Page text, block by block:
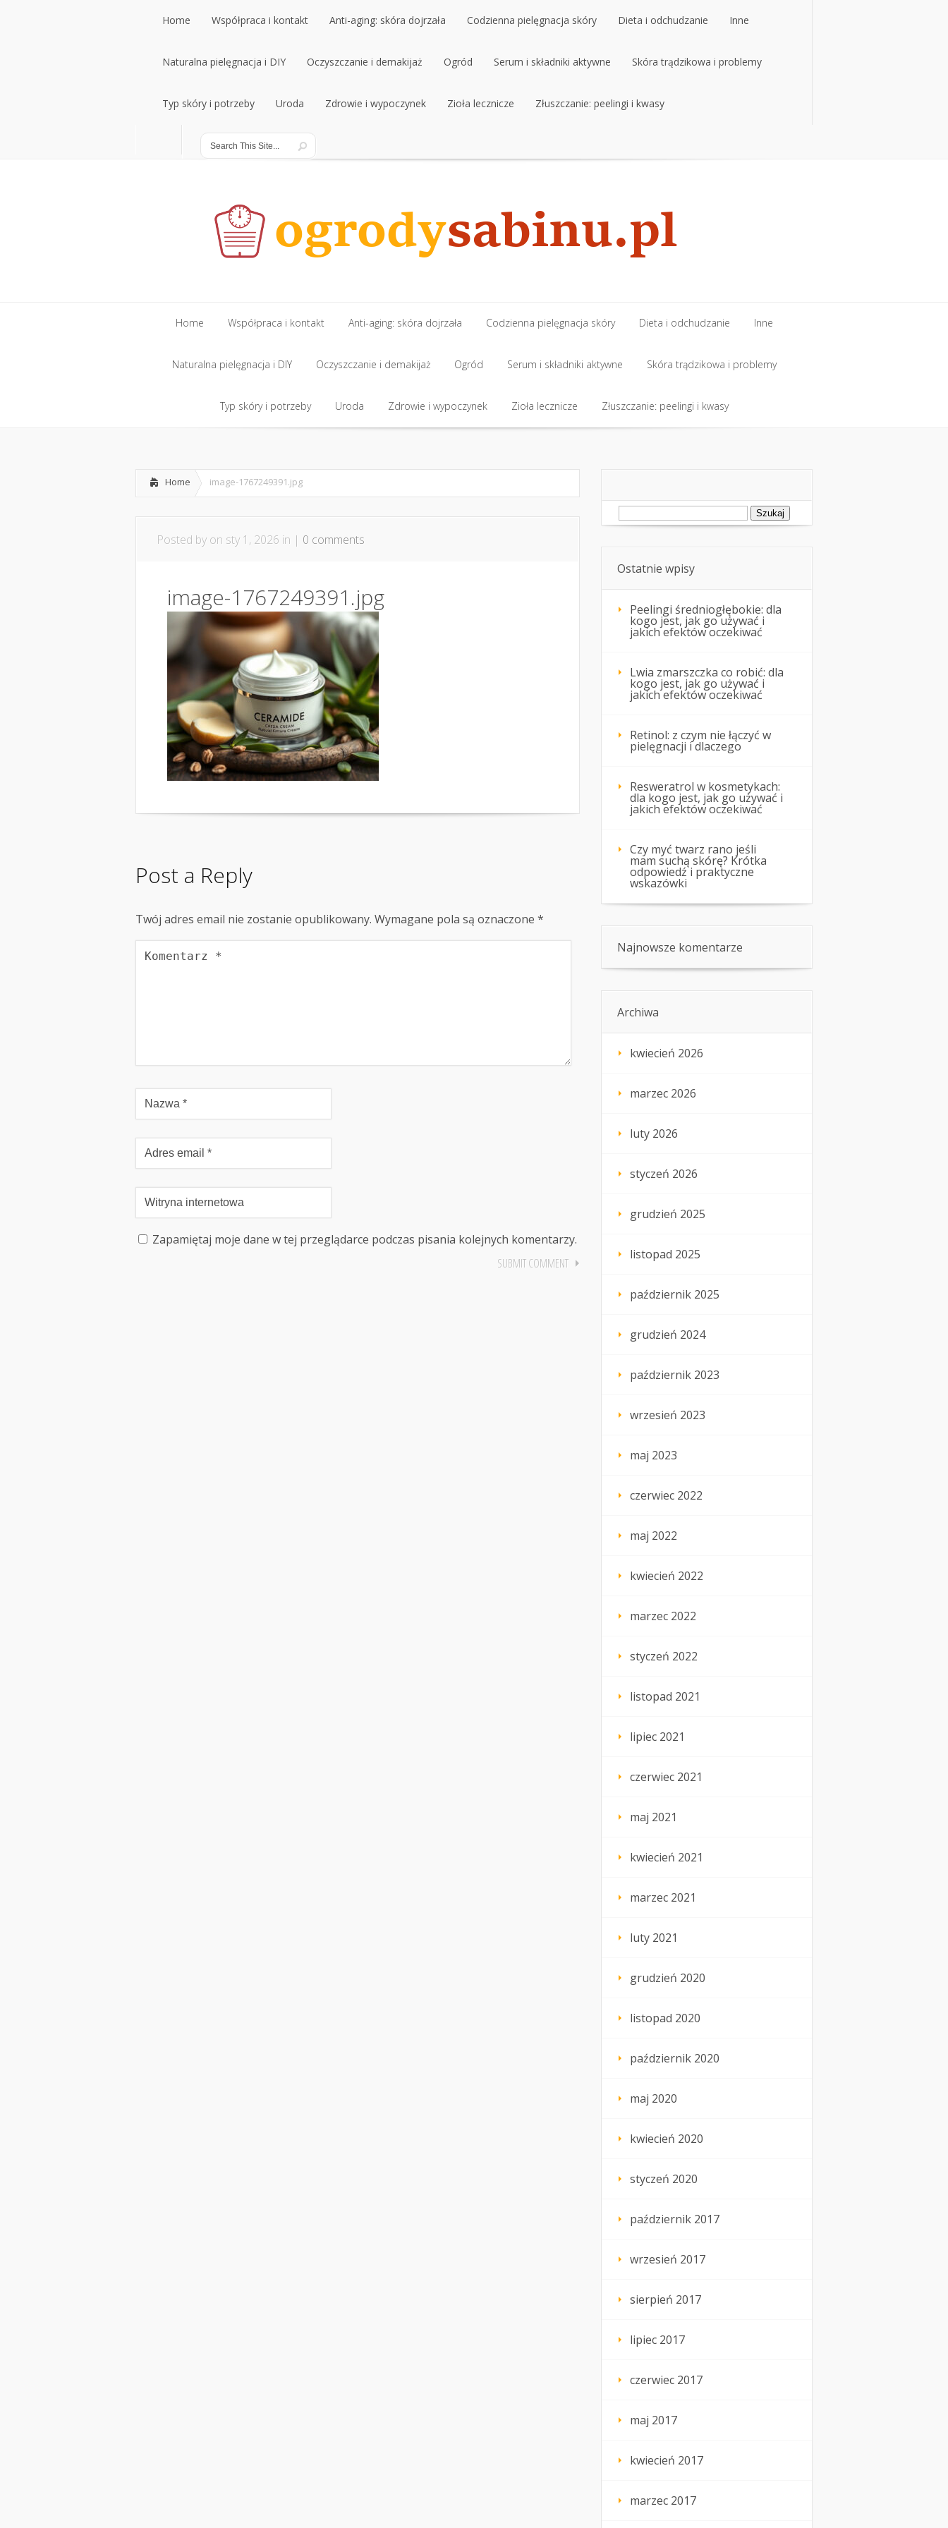
Home
Home
Współpraca i kontakt
Współpraca i kontakt
Anti-aging: skóra dojrzała
Anti-aging: skóra dojrzała
Codzienna pielęgnacja skóry
Codzienna pielęgnacja skóry
Dieta i odchudzanie
Dieta i odchudzanie
Inne
Inne
Naturalna pielęgnacja i DIY
Naturalna pielęgnacja i DIY
Oczyszczanie i demakijaż
Oczyszczanie i demakijaż
Ogród
Ogród
Serum i składniki aktywne
Serum i składniki aktywne
Skóra trądzikowa i problemy
Skóra trądzikowa i problemy
Typ skóry i potrzeby
Typ skóry i potrzeby
Uroda
Uroda
Zdrowie i wypoczynek Zioła lecznicze Złuszczanie: peelingi i kwasy
Home
Home
Współpraca i kontakt
Współpraca i kontakt
Anti-aging: skóra dojrzała
Anti-aging: skóra dojrzała
Codzienna pielęgnacja skóry
Codzienna pielęgnacja skóry
Dieta i odchudzanie
Dieta i odchudzanie
Inne
Inne
Naturalna pielęgnacja i DIY
Naturalna pielęgnacja i DIY
Oczyszczanie i demakijaż
Oczyszczanie i demakijaż
Ogród
Ogród
Serum i składniki aktywne
Serum i składniki aktywne
Skóra trądzikowa i problemy
Skóra trądzikowa i problemy
Typ skóry i potrzeby Uroda Zdrowie i wypoczynek Zioła lecznicze Złuszczanie: peelingi i kwasy
Home image-1767249391.jpg
Posted by on sty 1, 2026 in | 0 comments
image-1767249391.jpg
Post a Reply
Twój adres email nie zostanie opublikowany. Wymagane pola są oznaczone *
Zapamiętaj moje dane w tej przeglądarce podczas pisania kolejnych komentarzy.
Szukaj:
Ostatnie wpisy
Peelingi średniogłębokie: dla
kogo jest, jak go używać i
jakich efektów oczekiwać
Lwia zmarszczka co robić: dla
kogo jest, jak go używać i
jakich efektów oczekiwać
Retinol: z czym nie łączyć w
pielęgnacji i dlaczego
Resweratrol w kosmetykach:
dla kogo jest, jak go używać i
jakich efektów oczekiwać
Czy myć twarz rano jeśli
mam suchą skórę? Krótka
odpowiedź i praktyczne
wskazówki
Najnowsze komentarze
Archiwa
kwiecień 2026
marzec 2026
luty 2026
styczeń 2026
grudzień 2025
listopad 2025
październik 2025
grudzień 2024
październik 2023
wrzesień 2023
maj 2023
czerwiec 2022
maj 2022
kwiecień 2022
marzec 2022
styczeń 2022
listopad 2021
lipiec 2021
czerwiec 2021
maj 2021
kwiecień 2021
marzec 2021
luty 2021
grudzień 2020
listopad 2020
październik 2020
maj 2020
kwiecień 2020
styczeń 2020
październik 2017
wrzesień 2017
sierpień 2017
lipiec 2017
czerwiec 2017
maj 2017
kwiecień 2017
marzec 2017